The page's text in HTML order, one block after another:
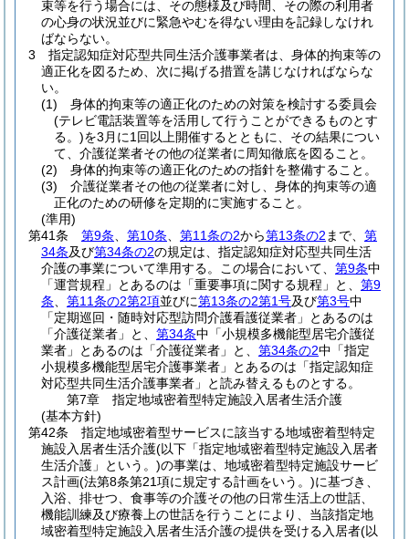
束等を行う場合には、その態様及び時間、その際の利用者
の心身の状況並びに緊急やむを得ない理由を記録しなけれ
ばならない。
3
指定認知症対応型共同生活介護事業者は、身体的拘束等の
適正化を図るため、次に掲げる措置を講じなければならな
い。
(1)
身体的拘束等の適正化のための対策を検討する委員会
(テレビ電話装置等を活用して行うことができるものとす
る。)を3月に1回以上開催するとともに、その結果につい
て、介護従業者その他の従業者に周知徹底を図ること。
(2)
身体的拘束等の適正化のための指針を整備すること。
(3)
介護従業者その他の従業者に対し、身体的拘束等の適
正化のための研修を定期的に実施すること。
(準用)
第41条
第9条 第10条 第11条の2から第13条の2 まで、 第
34条及び第34条の2の規定は、指定認知症対応型共同生活
介護の事業について準用する。
この場合において、 第9条中
「運営規程」とあるのは「重要事項に関する規程」と、 第9
条
第11条の2第2項並びに第13条の2第1号及び第3号中
「定期巡回・随時対応型訪問介護看護従業者」とあるのは
「介護従業者」と、 第34条中「小規模多機能型居宅介護従
業者」とあるのは「介護従業者」と、 第34条の2中「指定
小規模多機能型居宅介護事業者」とあるのは「指定認知症
対応型共同生活介護事業者」と読み替えるものとする。
第7章
指定地域密着型特定施設入居者生活介護
(基本方針)
第42条
指定地域密着型サービスに該当する地域密着型特定
施設入居者生活介護(以下「指定地域密着型特定施設入居者
生活介護」という。)の事業は、地域密着型特定施設サービ
ス計画(法第8条第21項に規定する計画をいう。)に基づき、
入浴、排せつ、食事等の介護その他の日常生活上の世話、
機能訓練及び療養上の世話を行うことにより、当該指定地
域密着型特定施設入居者生活介護の提供を受ける入居者(以